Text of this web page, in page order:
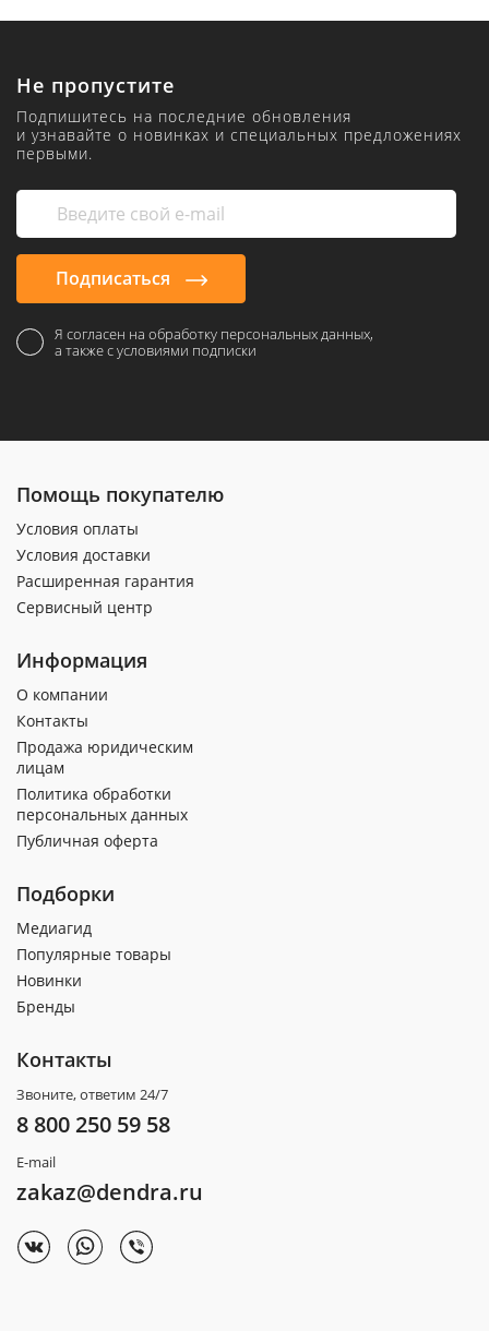
Не пропустите
Подпишитесь на последние обновления
и узнавайте о новинках и специальных предложениях
первыми.
Подписаться
Я согласен на обработку персональных данных,
а также с условиями подписки
Помощь покупателю
Условия оплаты
Условия доставки
Расширенная гарантия
Сервисный центр
Информация
О компании
Контакты
Продажа юридическим
лицам
Политика обработки
персональных данных
Публичная оферта
Подборки
Медиагид
Популярные товары
Новинки
Бренды
Контакты
Звоните, ответим 24/7
8 800 250 59 58
E-mail
zakaz@dendra.ru